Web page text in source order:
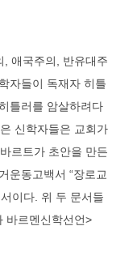
, 애국주의, 반유대주
자들이 독재자 히틀
틀러를 암살하려다
신학자들은 교회가
르트가 초안을 만든
운동고백서 “장로교
이다. 위 두 문서들
바르멘신학선언>